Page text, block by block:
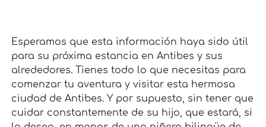
Esperamos que esta información haya sido útil
para su próxima estancia en Antibes y sus
alrededores. Tienes todo lo que necesitas para
comenzar tu aventura y visitar esta hermosa
ciudad de Antibes. Y por supuesto, sin tener que
cuidar constantemente de su hijo, que estará, si